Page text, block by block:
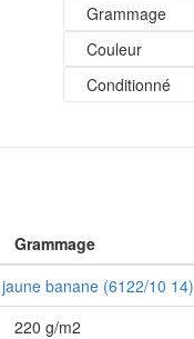
Grammage
Couleur
Conditionné
Grammage
banane (6122/10 14)
220 g/m2